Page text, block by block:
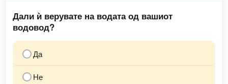
Дали ѝ верувате на водата од вашиот
водовод?
Да
Не